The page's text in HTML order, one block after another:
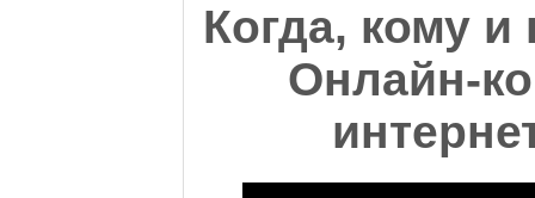
Когда, кому и
Онлайн-